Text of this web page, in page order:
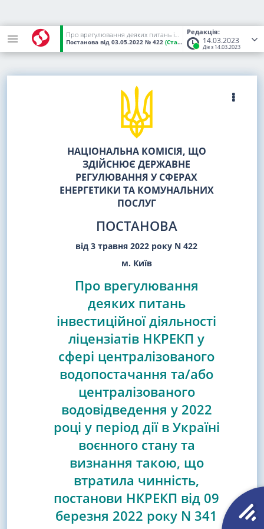
Редакція:
14.03.2023
Діє з 14.03.2023
Про врегулювання деяких питань інвестиційної діяльності ліцензіатів НКРЕКП у сфері централізованого водопостачання та/або централізованого водовідведення у 2022 році у період дії в Україні воєнного стану та визнання такою, що втратила чинність, постанови НКРЕКП від 09 березня 2022 року N 341
Постанова від 03.05.2022 № 422 (Статус: Чинний)
НАЦІОНАЛЬНА КОМІСІЯ, ЩО
ЗДІЙСНЮЄ ДЕРЖАВНЕ
РЕГУЛЮВАННЯ У СФЕРАХ
ЕНЕРГЕТИКИ ТА КОМУНАЛЬНИХ
ПОСЛУГ
ПОСТАНОВА
від 3 травня 2022 року N 422
м. Київ
Про врегулювання
деяких питань
інвестиційної діяльності
ліцензіатів НКРЕКП у
сфері централізованого
водопостачання та/або
централізованого
водовідведення у 2022
році у період дії в Україні
воєнного стану та
визнання такою, що
втратила чинність,
постанови НКРЕКП від 09
березня 2022 року N 341